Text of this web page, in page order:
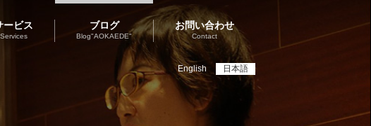
English 日本語
ービス
Services
ブログ
Blog"AOKAEDE"
お問い合わせ
Contact